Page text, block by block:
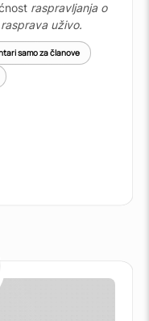
raspravljanja o
uživo.
samo za članove